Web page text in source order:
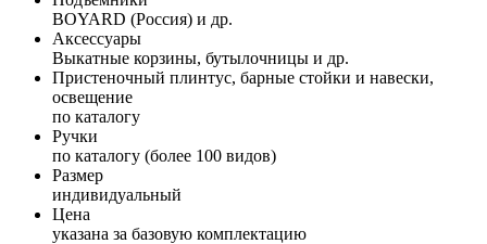
BOYARD (Россия) и др.
Аксессуары
Выкатные корзины, бутылочницы и др.
Пристеночный плинтус, барные стойки и навески,
освещение
по каталогу
Ручки
по каталогу (более 100 видов)
Размер
индивидуальный
Цена
указана за базовую комплектацию